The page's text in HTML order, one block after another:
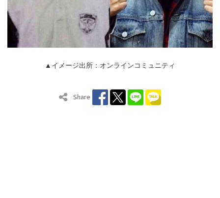
▲イメージ出所：オンラインコミュニティ
Share